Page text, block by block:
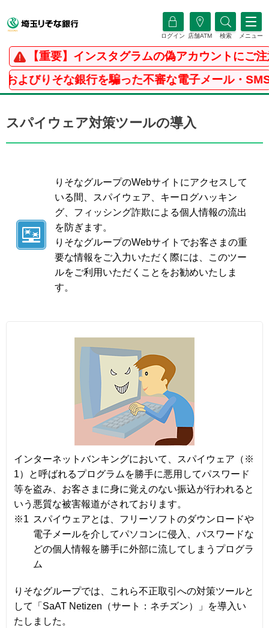
ログイン 店舗ATM 検索 メニュー
【重要】インスタグラムの偽アカウントにご注
びりそな銀行を騙った不審な電子メール・SMS
スパイウェア対策ツールの導入
りそなグループのWebサイトにアクセスして
いる間、スパイウェア、キーログハッキン
グ、フィッシング詐欺による個人情報の流出
を防ぎます。
りそなグループのWebサイトでお客さまの重
要な情報をご入力いただく際には、このツー
ルをご利用いただくことをお勧めいたしま
す。
インターネットバンキングにおいて、スパイウェア（※
1）と呼ばれるプログラムを勝手に悪用してパスワード
等を盗み、お客さまに身に覚えのない振込が行われると
いう悪質な被害報道がされております。
※1 スパイウェアとは、フリーソフトのダウンロードや
電子メールを介してパソコンに侵入、パスワードな
どの個人情報を勝手に外部に流してしまうプログラ
ム
りそなグループでは、これら不正取引への対策ツールと
して「SaAT Netizen（サート：ネチズン）」を導入い
たしました。